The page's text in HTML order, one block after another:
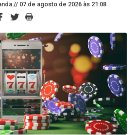
// 07 de agosto de 2026 às 21:08